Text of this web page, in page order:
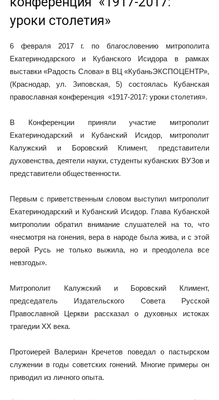
уроки столетия»
6 февраля 2017 г. по благословению митрополита
Екатеринодарского и Кубанского Исидора в рамках
выставки «Радость Слова» в ВЦ «КубаньЭКСПОЦЕНТР»,
(Краснодар, ул. Зиповская, 5) состоялась Кубанская
православная конференция «1917-2017: уроки столетия».
В Конференции приняли участие митрополит
Екатеринодарский и Кубанский Исидор, митрополит
Калужский и Боровский Климент, представители
духовенства, деятели науки, студенты кубанских ВУЗов и
представители общественности.
Первым с приветственным словом выступил митрополит
Екатеринодарский и Кубанский Исидор. Глава Кубанской
митрополии обратил внимание слушателей на то, что
«несмотря на гонения, вера в народе была жива, и с этой
верой Русь не только выжила, но и преодолела все
невзгоды».
Митрополит Калужский и Боровский Климент,
председатель Издательского Совета Русской
Православной Церкви рассказал о духовных истоках
трагедии XX века.
Протоиерей Валериан Кречетов поведал о пастырском
служении в годы советских гонений. Многие примеры он
приводил из личного опыта.